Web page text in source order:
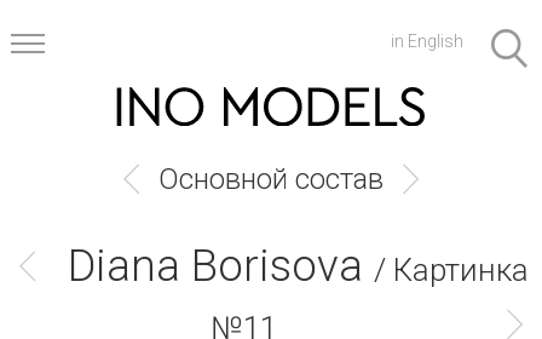
in English
Основной состав
Diana Borisova / Картинка
№11